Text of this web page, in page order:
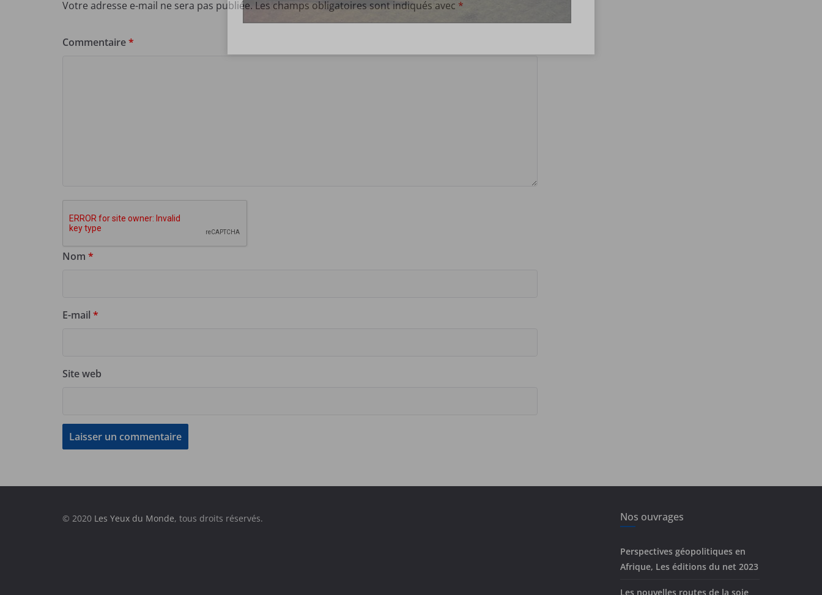
Votre adresse e-mail ne sera pas publiée. Les champs obligatoires sont indiqués avec *
Commentaire*
Nom *
E-mail *
Site web
© 2020 Les Yeux du Monde, tous droits réservés. Nos ouvrages
Perspectives géopolitiques en
Afrique, Les éditions du net 2023
Les nouvelles routes de la soie